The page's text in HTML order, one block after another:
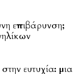
επιβάρυνση;
ευτυχία: μια